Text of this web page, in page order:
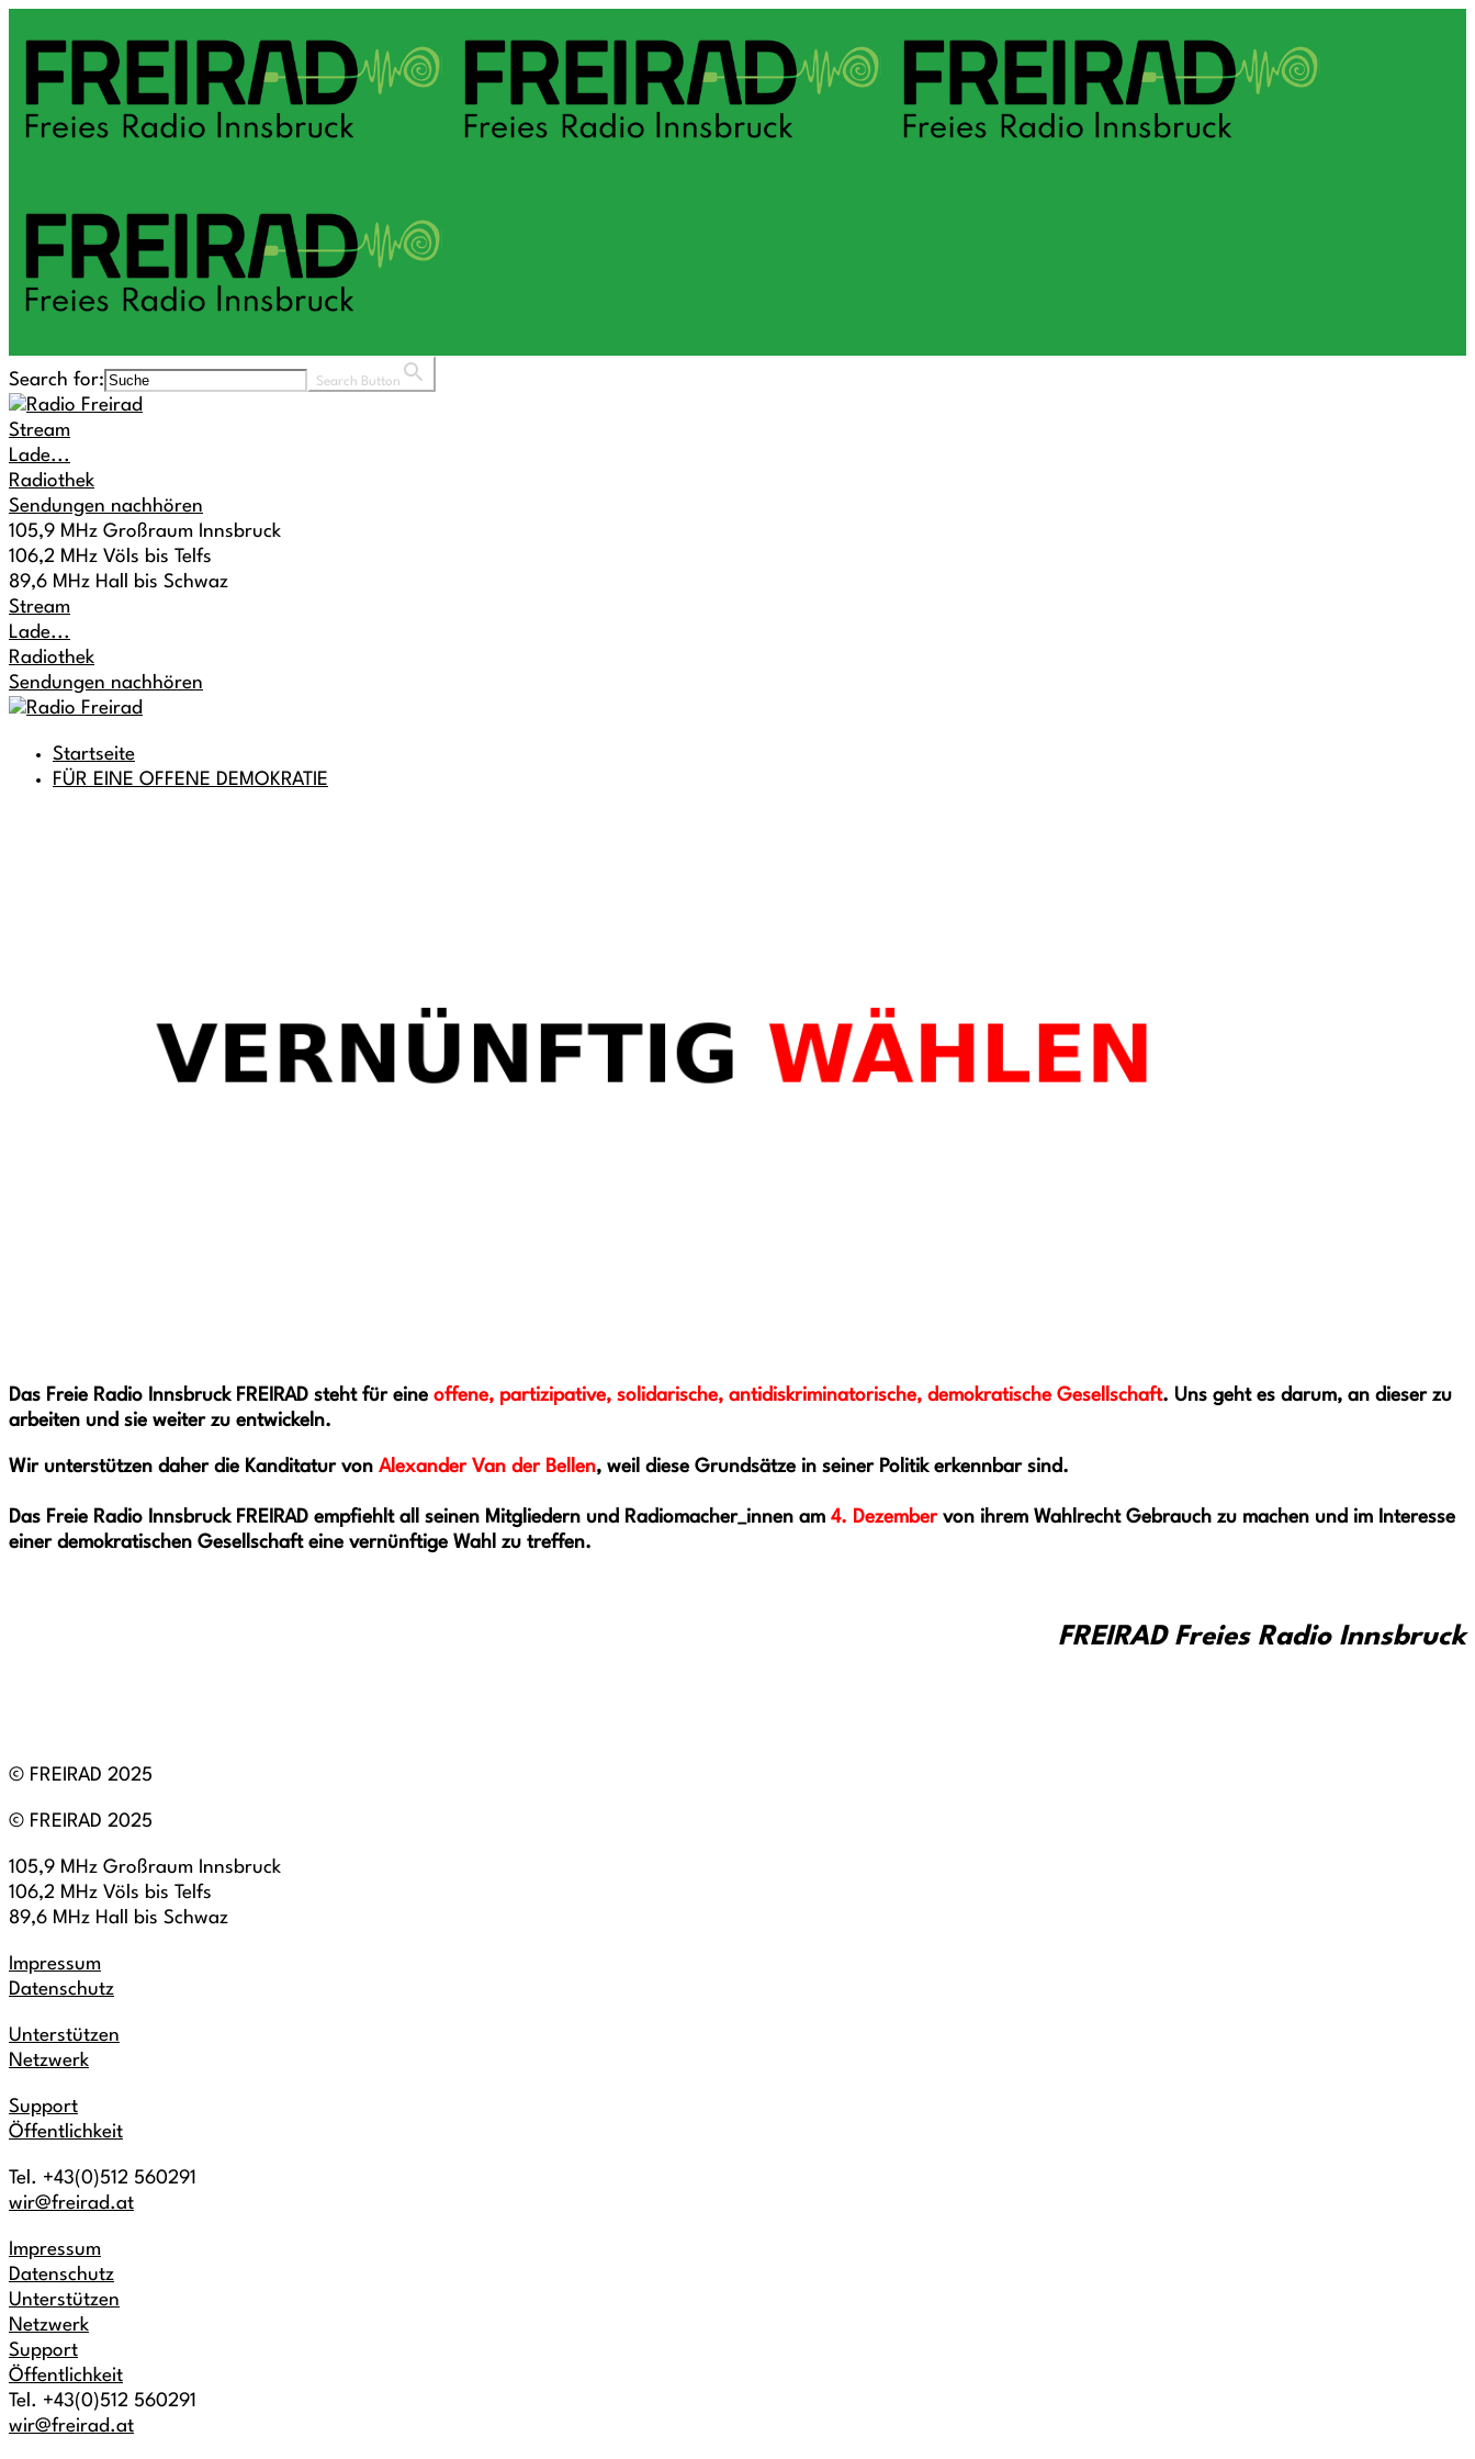
Search for: Search Button
Stream
Lade...
Radiothek
Sendungen nachhören
105,9 MHz Großraum Innsbruck
106,2 MHz Völs bis Telfs
89,6 MHz Hall bis Schwaz
Stream
Lade...
Radiothek
Sendungen nachhören
Startseite
FÜR EINE OFFENE DEMOKRATIE
Das Freie Radio Innsbruck FREIRAD steht für eine offene, partizipative, solidarische, antidiskriminatorische, demokratische Gesellschaft. Uns geht es darum, an dieser zu
arbeiten und sie weiter zu entwickeln.
Wir unterstützen daher die Kanditatur von Alexander Van der Bellen, weil diese Grundsätze in seiner Politik erkennbar sind.
Das Freie Radio Innsbruck FREIRAD empfiehlt all seinen Mitgliedern und Radiomacher_innen am 4. Dezembervon ihrem Wahlrecht Gebrauch zu machen und im Interesse
einer demokratischen Gesellschaft eine vernünftige Wahl zu treffen.
FREIRAD Freies Radio Innsbruck
© FREIRAD 2025
© FREIRAD 2025
105,9 MHz Großraum Innsbruck
106,2 MHz Völs bis Telfs
89,6 MHz Hall bis Schwaz
Impressum
Datenschutz
Unterstützen
Netzwerk
Support
Öffentlichkeit
Tel. +43(0)512 560291
wir@freirad.at
Impressum
Datenschutz
Unterstützen
Netzwerk
Support
Öffentlichkeit
Tel. +43(0)512 560291
wir@freirad.at